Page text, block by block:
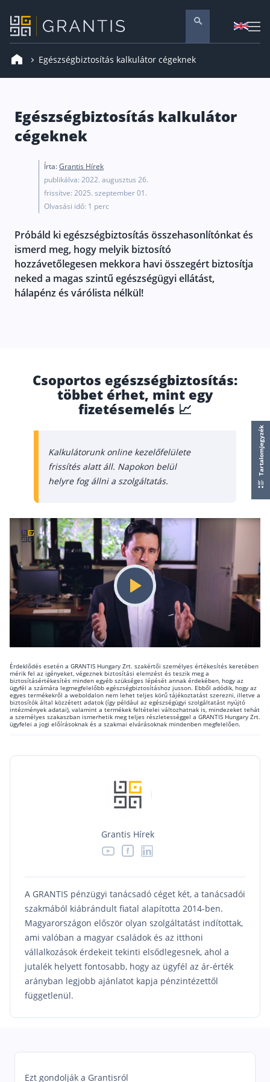
Nyugdíj előtakarékossági számla (NYESZ)
Nyugdíj tanácsadás 🪙
Nyugdíj megtakarítás – Így válassz
Magánnyugdíjpénztár összefoglaló
Nyugdíjkorhatár táblázat és útmutató
Nyugdíj kisokos – A magyar nyugdíjrendszer
Egyszerű Állami Nyugdíjkalkulátor
Melyik a legolcsóbb nyugdíjbiztosítás?
Önkéntes nyugdíjpénztár vagy
Nyugdíjbiztosítás adókedvezmény és adójóváírás
KATA Nyugdíj: így használd ki az
Nyugdíjbiztosítás kalkulátor
Nyugdíjbiztosítás hozamok
Nyugdíjbiztosítás költségek
Életbiztosítások
Balesetbiztosítás
Csoportos életbiztosítás
Kockázati életbiztosítás 🛡
Euróalapú megtakarításos életbiztosítás
Megtakarítással kombinált életbiztosítás
Vegyes életbiztosítás
Befektetési egységekhez kötött életbiztosítás
Egészségbiztosítás
Egészségbiztosítás cégeknek
Egészségpénztár – Spórolj évi akár 150 ezer
Egészségbiztosítás kalkulátor
Állampapír
Részvény vásárlás
Befektetési alapok
TBSZ számla
ETF
Gyermek megtakarítás
Lakástakarék
Vállalkozói hitel
Egészségbiztosítás kalkulátor cégeknek
Egészségbiztosítás kalkulátor
cégeknek
Írta:Grantis Hírek
publikálva: 2022. augusztus 26.
frissítve: 2025. szeptember 01.
Olvasási idő: 1 perc
Próbáld ki egészségbiztosítás összehasonlítónkat és
ismerd meg, hogy melyik biztosító
hozzávetőlegesen mekkora havi összegért biztosítja
neked a magas szintű egészségügyi ellátást,
hálapénz és várólista nélkül!
Csoportos egészségbiztosítás:
többet érhet, mint egy
fizetésemelés 📈
Kalkulátorunk online kezelőfelülete
frissítés alatt áll. Napokon belül
helyre fog állni a szolgáltatás.
Érdeklődés esetén a GRANTIS Hungary Zrt. szakértői személyes értékesítés keretében
mérik fel az igényeket, végeznek biztosítási elemzést és teszik meg a
biztosításértékesítés minden egyéb szükséges lépését annak érdekében, hogy az
ügyfél a számára legmegfelelőbb egészségbiztosításhoz jusson. Ebből adódik, hogy az
egyes termékekről a weboldalon nem lehet teljes körű tájékoztatást szerezni, illetve a
biztosítók által közzétett adatok (így például az egészségügyi szolgáltatást nyújtó
intézmények adatai), valamint a termékek feltételei változhatnak is, mindezeket tehát
a személyes szakaszban ismerhetik meg teljes részletességgel a GRANTIS Hungary Zrt.
ügyfelei a jogi előírásoknak és a szakmai elvárásoknak mindenben megfelelően.
Grantis Hírek
  
A GRANTIS pénzügyi tanácsadó céget két, a tanácsadói
szakmából kiábrándult fiatal alapította 2014-ben.
Magyarországon először olyan szolgáltatást indítottak,
ami valóban a magyar családok és az itthoni
vállalkozások érdekeit tekinti elsődlegesnek, ahol a
jutalék helyett fontosabb, hogy az ügyfél az ár-érték
arányban legjobb ajánlatot kapja pénzintézettől
függetlenül.
Tartalomjegyzék
Ezt gondolják a Grantisról